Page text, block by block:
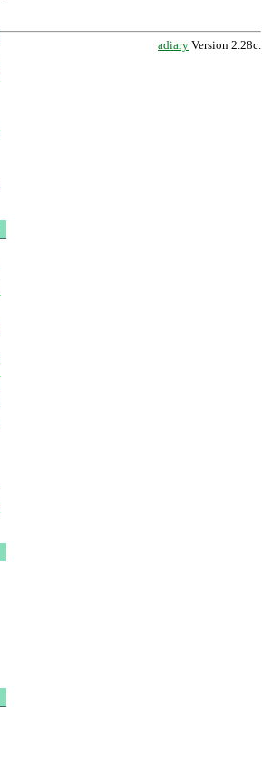
adiary Version 2.28c.